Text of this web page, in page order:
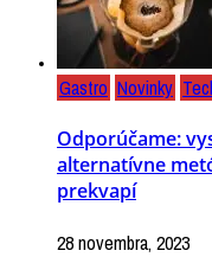
Gastro Novinky
Odporúčame:
alternatívne
prekvapí
28 novembra, 2023